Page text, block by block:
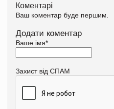
Коментарі
Ваш коментар буде першим.
Додати коментар
Ваше імя*
Захист від СПАМ